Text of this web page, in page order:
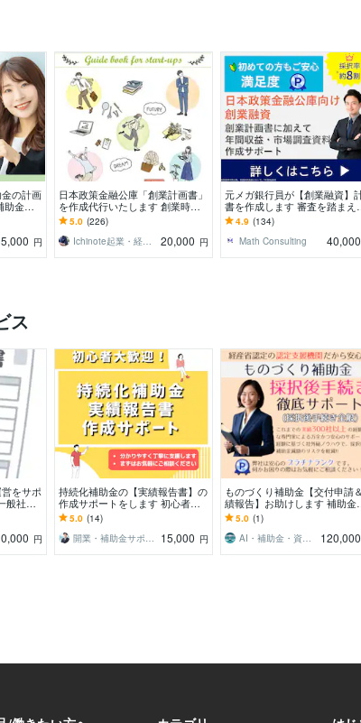
の計画
金サ
社程
円
日本政策金融公庫「創業計画書」
を作成代行いたします 創業時の
運転資金・設備資金の申込の際に
必要な書類を作成します
5.0 (226)
Ichinote起業・経営コンシェルジュ
20,000 円
元メガ銀行員が【創業融資】
書を作成します 審査を踏まえた
【高品質な】創業計画書を【素
く】提供します。
4.9 (134)
Math Consulting
40,000
ス
をサポ
般社団
ポート
円
持続化補助金の【実績報告書】の
作成サポートをします 初心者の
方もお気軽にご相談ください！一
緒に解決しましょう！
5.0 (14)
開業・補助金サポートセンター
15,000 円
ものづくり補助金【交付申請
績報告】お助けします 補助金専
門家による確実な”補助金受給ま
で”の安心代行サービス
5.0 (1)
AI・補助金・資産形成専門＠認定支援機関
120,000